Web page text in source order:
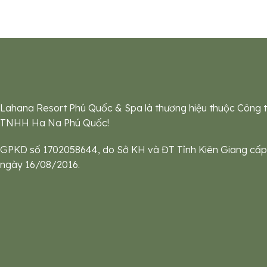
Lahana Resort Phú Quốc & Spa là thương hiệu thuộc Công
TNHH Ha Na Phú Quốc!
GPKD số 1702058644, do Sở KH và ĐT Tỉnh Kiên Giang cấp
ngày 16/08/2016.